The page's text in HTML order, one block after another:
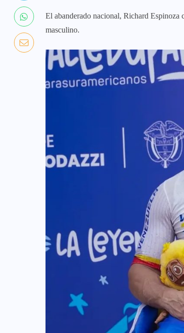
El abanderado nacional, Richard Espinoza
masculino.